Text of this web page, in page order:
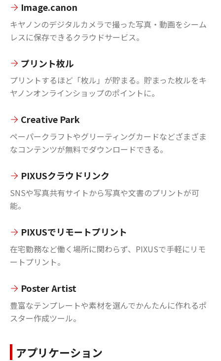
Image.canon
キヤノンのデジタルカメラで撮った写真・動画をシーム
レスに保存できるクラウドサービス。
プリント枚ル
プリントするほど「枚ル」が貯まる。貯まった枚ルをキ
ヤノンオンラインショップのポイントに。
Creative Park
ペーパークラフトやグリーティングカードなどざまざま
なコンテンツが無料でダウンロードできる。
PIXUSクラウドリンク
SNSや写真共有サイトから写真や文書のプリントが可
能。
PIXUSでリモートプリント
在宅勤務など働く場所に関わらず、PIXUSで手軽にリモ
ートプリント。
Poster Artist
豊富なテンプレートや素材を選んでかんたんに作れるポ
スター作成ツール。
アプリケーション